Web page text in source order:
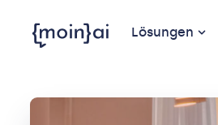
Lösungen